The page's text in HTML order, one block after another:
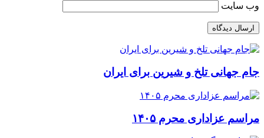
وب‌ سایت
ارسال دیدگاه
جام جهانی تلخ و شیرین برای ایران
مراسم عزاداری محرم ۱۴۰۵